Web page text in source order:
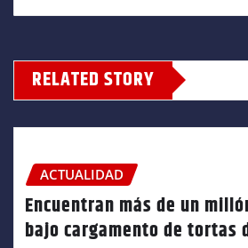
RELATED STORY
ACTUALIDAD
Encuentran más de un
bajo cargamento de tortas